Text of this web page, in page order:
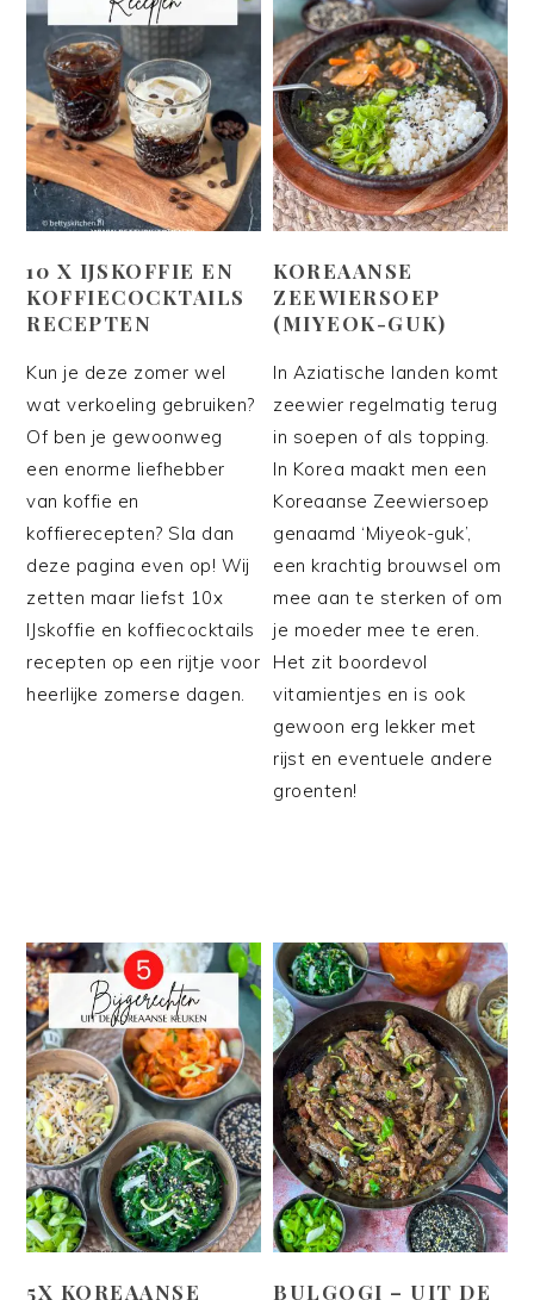
10 X IJSKOFFIE EN
KOFFIECOCKTAILS
RECEPTEN
Kun je deze zomer wel
wat verkoeling gebruiken?
Of ben je gewoonweg
een enorme liefhebber
van koffie en
koffierecepten? Sla dan
deze pagina even op! Wij
zetten maar liefst 10x
IJskoffie en koffiecocktails
recepten op een rijtje voor
heerlijke zomerse dagen.
KOREAANSE
ZEEWIERSOEP
(MIYEOK-GUK)
In Aziatische landen komt
zeewier regelmatig terug
in soepen of als topping.
In Korea maakt men een
Koreaanse Zeewiersoep
genaamd ‘Miyeok-guk’,
een krachtig brouwsel om
mee aan te sterken of om
je moeder mee te eren.
Het zit boordevol
vitamientjes en is ook
gewoon erg lekker met
rijst en eventuele andere
groenten!
5X KOREAANSE BULGOGI – UIT DE